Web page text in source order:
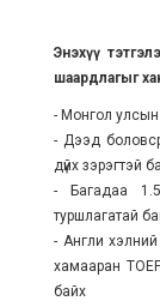
Энэхүү
шаардлагыг
- Монгол
- Дээд
дүйх зэрэгтэй
- Багадаа
туршлагатай
- Англи
хамааран
байх